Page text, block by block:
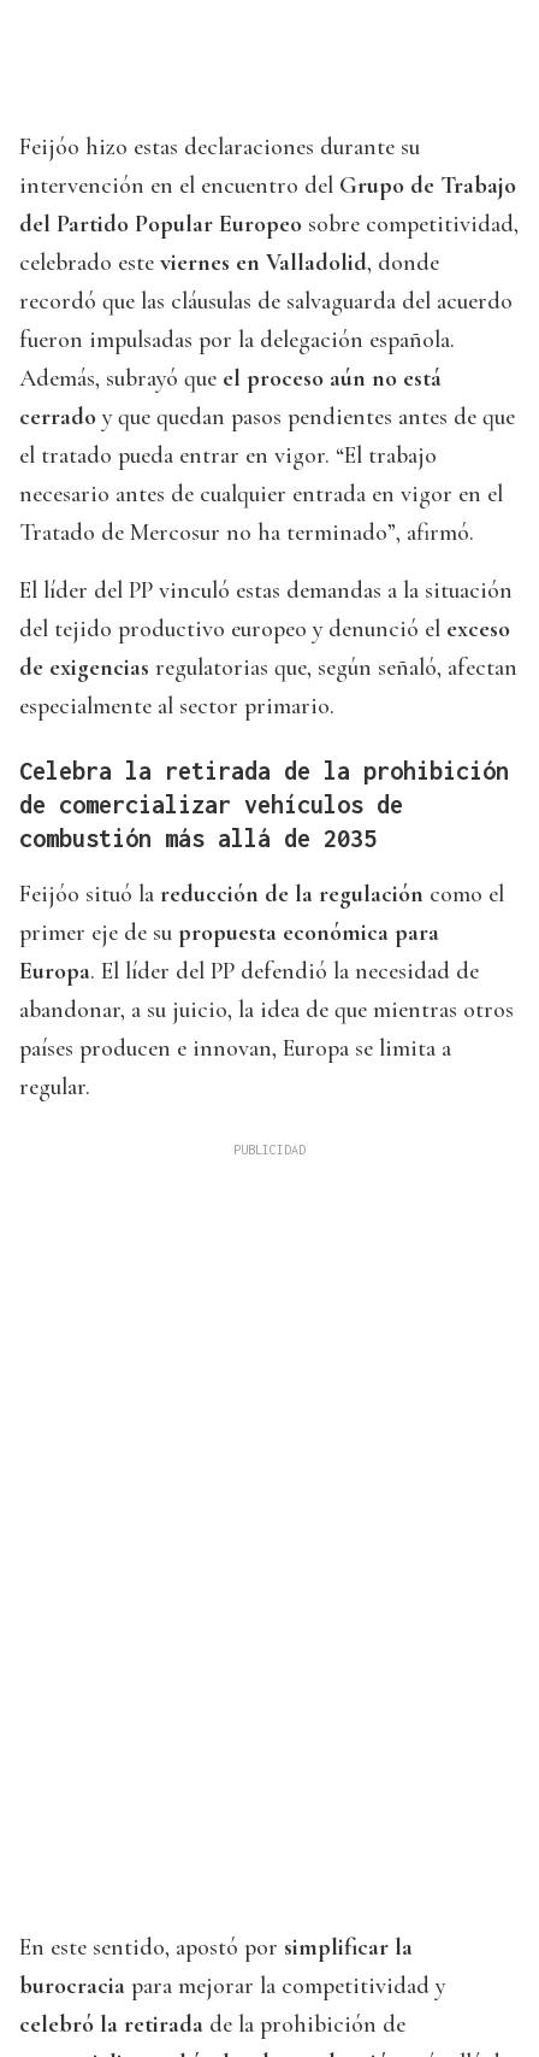
Feijóo hizo estas declaraciones durante su
intervención en el encuentro del Grupo de Trabajo
del Partido Popular Europeo sobre competitividad,
celebrado este viernes en Valladolid, donde
recordó que las cláusulas de salvaguarda del acuerdo
fueron impulsadas por la delegación española.
Además, subrayó que el proceso aún no está
cerrado y que quedan pasos pendientes antes de que
el tratado pueda entrar en vigor. “El trabajo
necesario antes de cualquier entrada en vigor en el
Tratado de Mercosur no ha terminado”, afirmó.
El líder del PP vinculó estas demandas a la situación
del tejido productivo europeo y denunció el exceso
de exigencias regulatorias que, según señaló, afectan
especialmente al sector primario.
Celebra la retirada de la prohibición
de comercializar vehículos de
combustión más allá de 2035
Feijóo situó la reducción de la regulación como el
primer eje de su propuesta económica para
Europa. El líder del PP defendió la necesidad de
abandonar, a su juicio, la idea de que mientras otros
países producen e innovan, Europa se limita a
regular.
En este sentido, apostó por simplificar la
burocracia para mejorar la competitividad y
celebró la retirada de la prohibición de